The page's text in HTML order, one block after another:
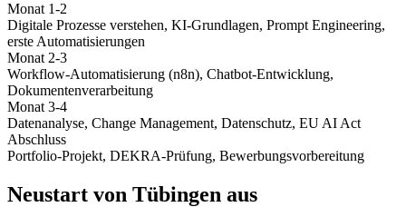
Monat 1-2
Digitale Prozesse verstehen, KI-Grundlagen, Prompt Engineering,
erste Automatisierungen
Monat 2-3
Workflow-Automatisierung (n8n), Chatbot-Entwicklung,
Dokumentenverarbeitung
Monat 3-4
Datenanalyse, Change Management, Datenschutz, EU AI Act
Abschluss
Portfolio-Projekt, DEKRA-Prüfung, Bewerbungsvorbereitung
Neustart von Tübingen aus